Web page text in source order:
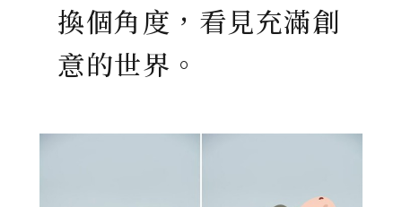
換個角度，看見充滿創
意的世界。